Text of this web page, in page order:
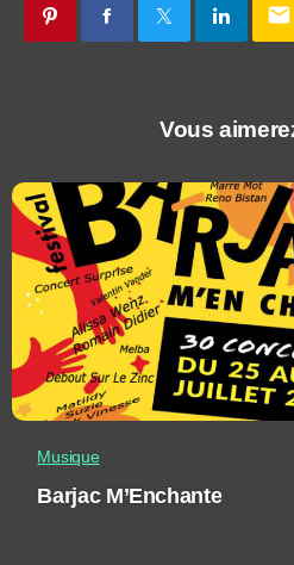
email
Vous
Musique
Barjac M’Enchante